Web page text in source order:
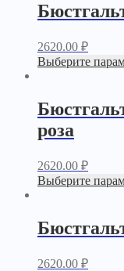
2620.00 ₽
Выберите
роза
2620.00 ₽
Выберите
2620.00 ₽